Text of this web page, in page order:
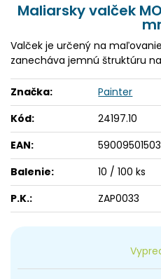
Maliarsky valček
Valček je určený na
zanecháva jemnú štruktúru
Značka:
Painter
Kód:
24197.10
EAN:
Balenie:
10 / 100 ks
P.K.:
ZAP0033